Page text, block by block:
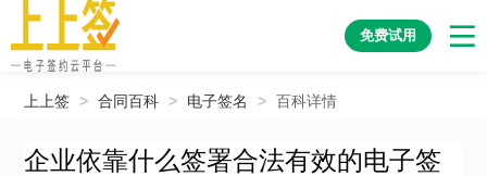
免费试用
上上签 > 合同百科 > 电子签名 > 百科详情
企业依靠什么签署合法有效的电子签